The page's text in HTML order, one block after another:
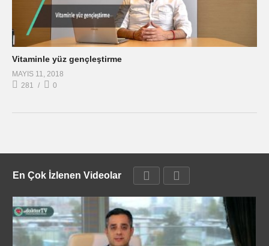
Vitaminle yüz gençleştirme
MAYIS 11, 2018
281
0
En Çok İzlenen Videolar